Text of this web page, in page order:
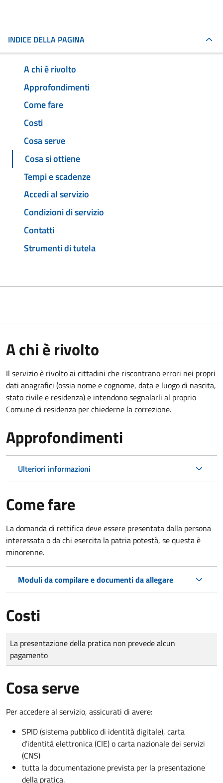
INDICE DELLA PAGINA
A chi è rivolto
Approfondimenti
Come fare
Costi
Cosa serve
Cosa si ottiene
Tempi e scadenze
Accedi al servizio
Condizioni di servizio
Contatti
Strumenti di tutela
A chi è rivolto
Il servizio è rivolto ai cittadini che riscontrano errori nei propri
dati anagrafici (ossia nome e cognome, data e luogo di nascita,
stato civile e residenza) e intendono segnalarli al proprio
Comune di residenza per chiederne la correzione.
Approfondimenti
Ulteriori informazioni
Come fare
La domanda di rettifica deve essere presentata dalla persona
interessata oda chi esercita la patria potestà, se questa è
minorenne.
Moduli da compilare e documenti da allegare
Costi
Tipo di pagamento
Importo
La presentazione della pratica non prevede alcun
pagamento
Cosa serve
Per accedere al servizio, assicurati di avere:
SPID (sistema pubblico di identità digitale), carta
d’identità elettronica (CIE) o carta nazionale dei servizi
(CNS)
tutta la documentazione prevista per la presentazione
della pratica.